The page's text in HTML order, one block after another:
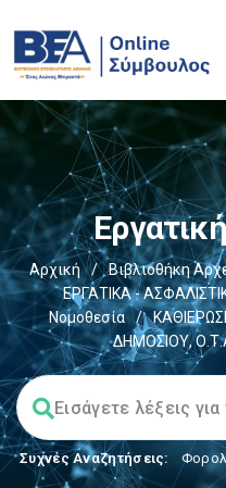
Αρχική / Βιβλιοθήκη
ΕΡΓΑΤΙΚΑ -
Νομοθεσία
/
ΔΗΜΟΣΙΟΥ,
Συχνές Αναζητήσεις: